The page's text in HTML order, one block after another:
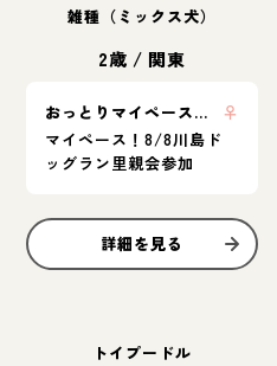
雑種（ミックス犬）
2歳 / 関東
おっとりマイペース ここな
♀
マイペース！8/8川島ド
ッグラン里親会参加
詳細を見る
トイプードル